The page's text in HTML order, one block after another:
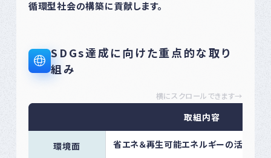
循環型社会の構築に貢献します。
SDGs達成に向けた重点的な取り
組み
横にスクロールできます→
取組内容
環境面
省エネ＆再生可能エネルギーの活用